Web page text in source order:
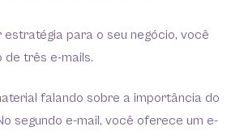
estratégia para o seu negócio, você
de três e-mails.
falando sobre a importância do
segundo e-mail, você oferece um e-